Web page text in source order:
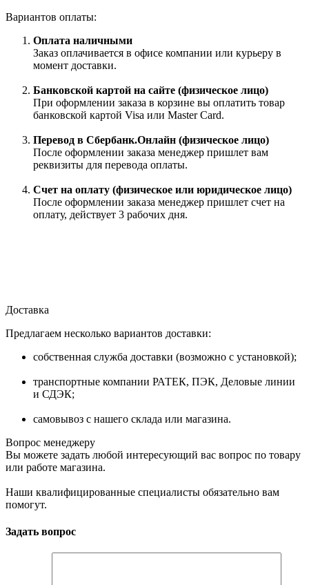
Вариантов оплаты:
Оплата наличными
Заказ оплачивается в офисе компании или курьеру в
момент доставки.
Банковской картой на сайте (физическое лицо)
При оформлении заказа в корзине вы оплатить товар
банковской картой Visa или Master Card.
Перевод в Сбербанк.Онлайн (физическое лицо)
После оформлении заказа менеджер пришлет вам
реквизиты для перевода оплаты.
Счет на оплату (физическое или юридическое лицо)
После оформлении заказа менеджер пришлет счет на
оплату, действует 3 рабочих дня.
Доставка
Предлагаем несколько вариантов доставки:
собственная служба доставки (возможно с установкой);
транспортные компании РАТЕК, ПЭК, Деловые линии
и СДЭК;
самовывоз с нашего склада или магазина.
Вопрос менеджеру
Вы можете задать любой интересующий вас вопрос по товару
или работе магазина.
Наши квалифицированные специалисты обязательно вам
помогут.
Задать вопрос